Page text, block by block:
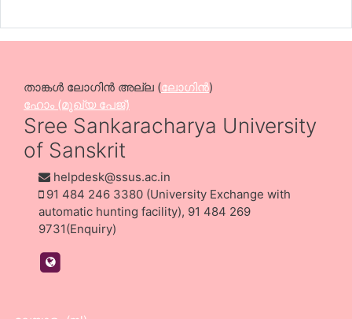
താങ്കള്‍ ലോഗിന്‍ അല്ല (ലോഗിന്‍)
ഹോം (മുഖ്യ പേജ്‌)
Sree Sankaracharya University
of Sanskrit
helpdesk@ssus.ac.in
91 484 246 3380 (University Exchange with
automatic hunting facility), 91 484 269
9731(Enquiry)